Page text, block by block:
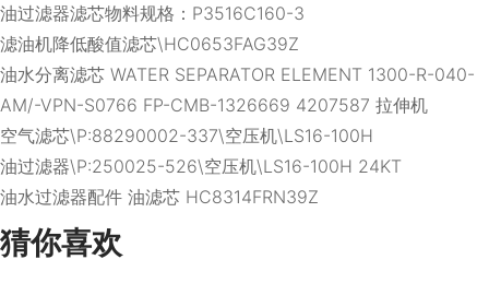
油过滤器滤芯物料规格：P3516C160-3
滤油机降低酸值滤芯\HC0653FAG39Z
油水分离滤芯 WATER SEPARATOR ELEMENT 1300-R-040-
AM/-VPN-S0766 FP-CMB-1326669 4207587 拉伸机
空气滤芯\P:88290002-337\空压机\LS16-100H
油过滤器\P:250025-526\空压机\LS16-100H 24KT
油水过滤器配件 油滤芯 HC8314FRN39Z
猜你喜欢